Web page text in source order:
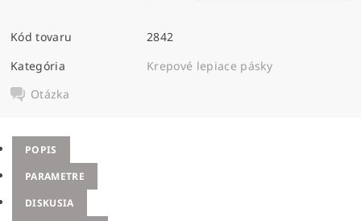
Kód tovaru
2842
Kategória
Krepové lepiace pásky
Otázka
POPIS
PARAMETRE
DISKUSIA